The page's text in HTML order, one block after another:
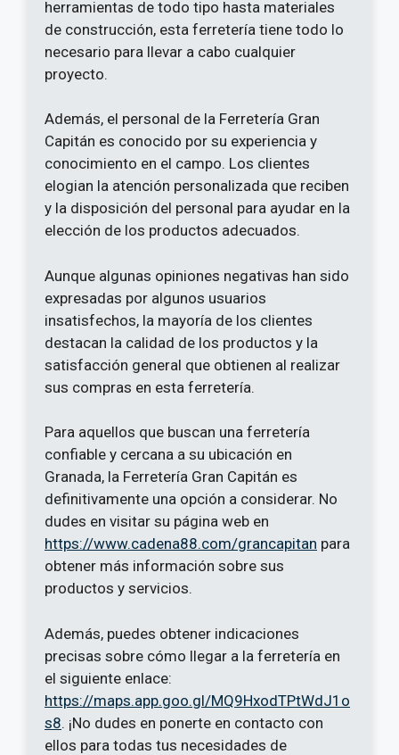
herramientas de todo tipo hasta materiales
de construcción, esta ferretería tiene todo lo
necesario para llevar a cabo cualquier
proyecto.
Además, el personal de la Ferretería Gran
Capitán es conocido por su experiencia y
conocimiento en el campo. Los clientes
elogian la atención personalizada que reciben
y la disposición del personal para ayudar en la
elección de los productos adecuados.
Aunque algunas opiniones negativas han sido
expresadas por algunos usuarios
insatisfechos, la mayoría de los clientes
destacan la calidad de los productos y la
satisfacción general que obtienen al realizar
sus compras en esta ferretería.
Para aquellos que buscan una ferretería
confiable y cercana a su ubicación en
Granada, la Ferretería Gran Capitán es
definitivamente una opción a considerar. No
dudes en visitar su página web en
https://www.cadena88.com/grancapitan para
obtener más información sobre sus
productos y servicios.
Además, puedes obtener indicaciones
precisas sobre cómo llegar a la ferretería en
el siguiente enlace:
https://maps.app.goo.gl/MQ9HxodTPtWdJ1o
s8. ¡No dudes en ponerte en contacto con
ellos para todas tus necesidades de